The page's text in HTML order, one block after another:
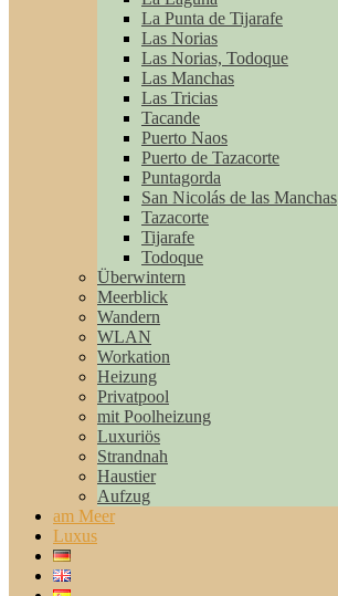
La Punta de Tijarafe
Las Norias
Las Norias, Todoque
Las Manchas
Las Tricias
Tacande
Puerto Naos
Puerto de Tazacorte
Puntagorda
San Nicolás de las Manchas
Tazacorte
Tijarafe
Todoque
Überwintern
Meerblick
Wandern
WLAN
Workation
Heizung
Privatpool
mit Poolheizung
Luxuriös
Strandnah
Haustier
Aufzug
am Meer
Luxus